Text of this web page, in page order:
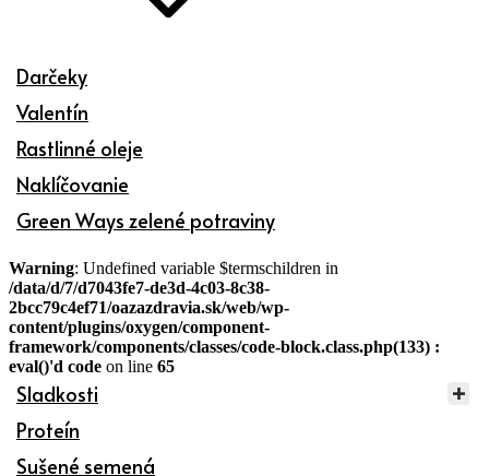
Darčeky
Valentín
Rastlinné oleje
Naklíčovanie
Green Ways zelené potraviny
Warning: Undefined variable $termschildren in
/data/d/7/d7043fe7-de3d-4c03-8c38-
2bcc79c4ef71/oazazdravia.sk/web/wp-
content/plugins/oxygen/component-
framework/components/classes/code-block.class.php(133) :
eval()'d code on line 65
Sladkosti
Proteín
Sušené semená